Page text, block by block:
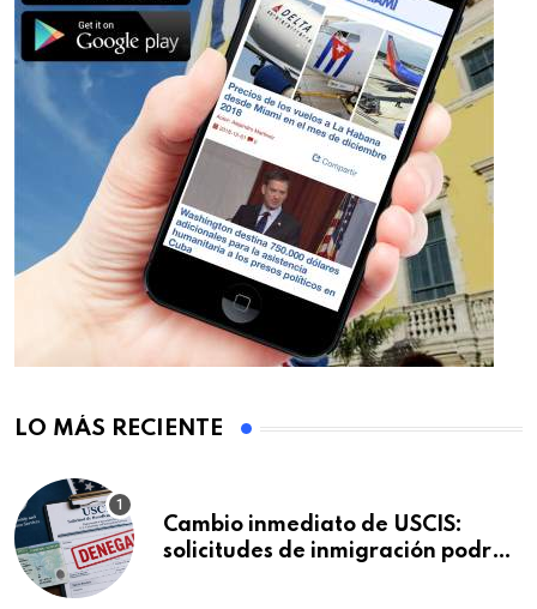
LO MÁS RECIENTE
Cambio inmediato de USCIS:
solicitudes de inmigración podrán